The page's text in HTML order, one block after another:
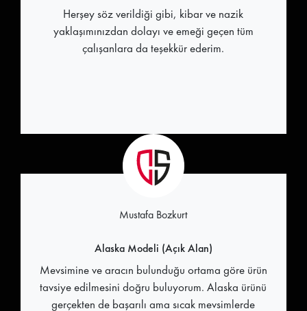
Herşey söz verildiği gibi, kibar ve nazik
yaklaşımınızdan dolayı ve emeği geçen tüm
çalışanlara da teşekkür ederim.
Mustafa Bozkurt
Alaska Modeli (Açık Alan)
Mevsimine ve aracın bulunduğu ortama göre ürün
tavsiye edilmesini doğru buluyorum. Alaska ürünü
gerçekten de başarılı ama sıcak mevsimlerde